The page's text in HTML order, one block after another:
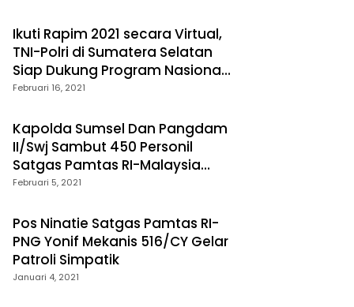
Ikuti Rapim 2021 secara Virtual,
TNI-Polri di Sumatera Selatan
Siap Dukung Program Nasional
Pemerintah
Februari 16, 2021
Kapolda Sumsel Dan Pangdam
II/Swj Sambut 450 Personil
Satgas Pamtas RI-Malaysia
Yonif Raider 200/Bn
Februari 5, 2021
Pos Ninatie Satgas Pamtas RI-
PNG Yonif Mekanis 516/CY Gelar
Patroli Simpatik
Januari 4, 2021